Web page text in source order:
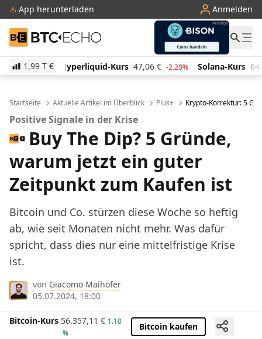
App herunterladen Anmelden
BTC-ECHO
1,99 T €
Kurs 47,06 € -2.20% Solana-Kurs 64,79 € 3.10% TRON-
Startseite Aktuelle Artikel im Überblick Plus+ Krypto-Korrektur: 5
Positive Signale in der Krise
Buy The Dip? 5 Gründe,
warum jetzt ein guter
Zeitpunkt zum Kaufen ist
Bitcoin und Co. stürzen diese Woche so heftig
ab, wie seit Monaten nicht mehr. Was dafür
spricht, dass dies nur eine mittelfristige Krise
ist.
von Giacomo Maihofer
05.07.2024, 18:00
Bitcoin-Kurs 56.357,11 € 1.10
%
Bitcoin kaufen